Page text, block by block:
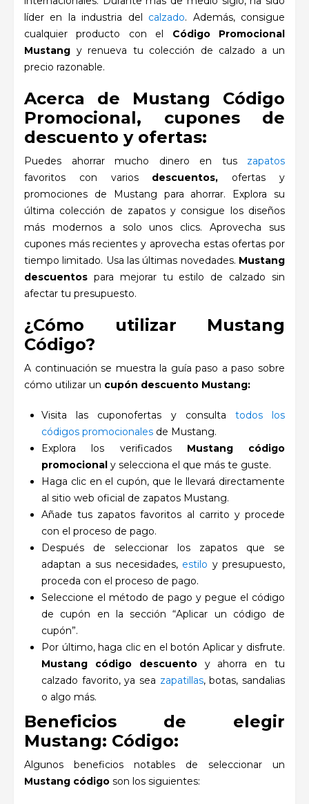
líder en la industria del calzado. Además, consigue
cualquier producto con el Código Promocional
Mustang y renueva tu colección de calzado a un
precio razonable.
Acerca de Mustang Código
Promocional, cupones de
descuento y ofertas:
Puedes ahorrar mucho dinero en tus
zapatos
favoritos con varios descuentos, ofertas y
promociones de Mustang para ahorrar. Explora su
última colección de zapatos y consigue los diseños
más modernos a solo unos clics. Aprovecha sus
cupones más recientes y aprovecha estas ofertas por
tiempo limitado. Usa las últimas novedades. Mustang
descuentos para mejorar tu estilo de calzado sin
afectar tu presupuesto.
¿Cómo utilizar Mustang
Código?
A continuación se muestra la guía paso a paso sobre
cómo utilizar un cupón descuento Mustang:
Visita las cuponofertas y consulta
todos los
códigos promocionales de Mustang.
Explora los verificados Mustang código
promocional y selecciona el que más te guste.
Haga clic en el cupón, que le llevará directamente
al sitio web oficial de zapatos Mustang.
Añade tus zapatos favoritos al carrito y procede
con el proceso de pago.
Después de seleccionar los zapatos que se
adaptan a sus necesidades, estilo y presupuesto,
proceda con el proceso de pago.
Seleccione el método de pago y pegue el código
de cupón en la sección “Aplicar un código de
cupón”.
Por último, haga clic en el botón Aplicar y disfrute.
Mustang códigodescuento y ahorra en tu
calzado favorito, ya sea zapatillas, botas, sandalias
o algo más.
Beneficios de elegir
Mustang: Código:
Algunos beneficios notables de seleccionar un
Mustang código son los siguientes: